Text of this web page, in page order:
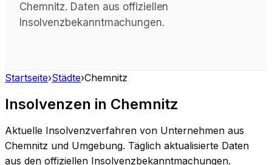
Chemnitz. Daten aus offiziellen
Insolvenzbekanntmachungen.
Startseite›Städte›Chemnitz
Insolvenzen in Chemnitz
Aktuelle Insolvenzverfahren von Unternehmen aus
Chemnitz und Umgebung. Täglich aktualisierte Daten
aus den offiziellen Insolvenzbekanntmachungen.